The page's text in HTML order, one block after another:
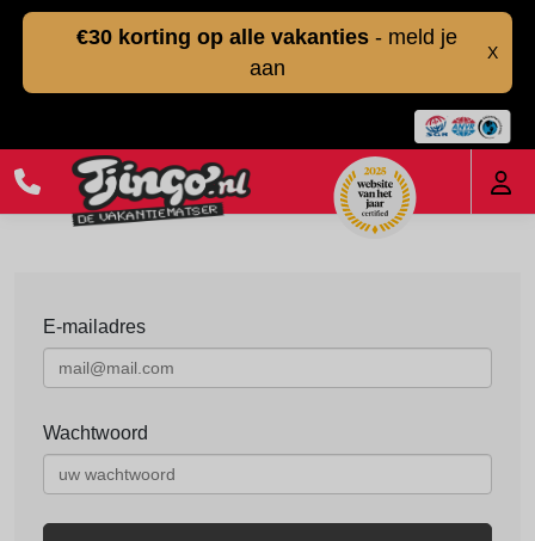
€30 korting op alle vakanties - meld je
aan
X
E-mailadres
Wachtwoord